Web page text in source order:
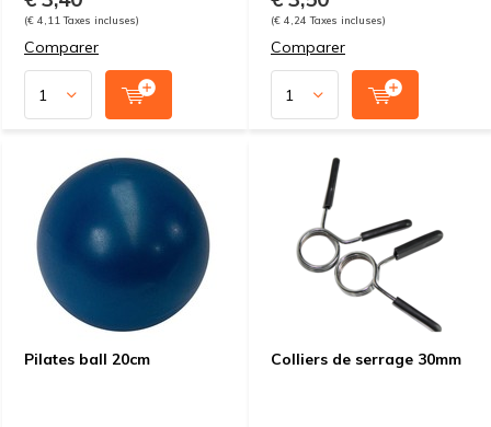
(€ 4,11 Taxes incluses)
Comparer
(€ 4,24 Taxes incluses)
Comparer
Pilates ball 20cm Colliers de serrage 30mm